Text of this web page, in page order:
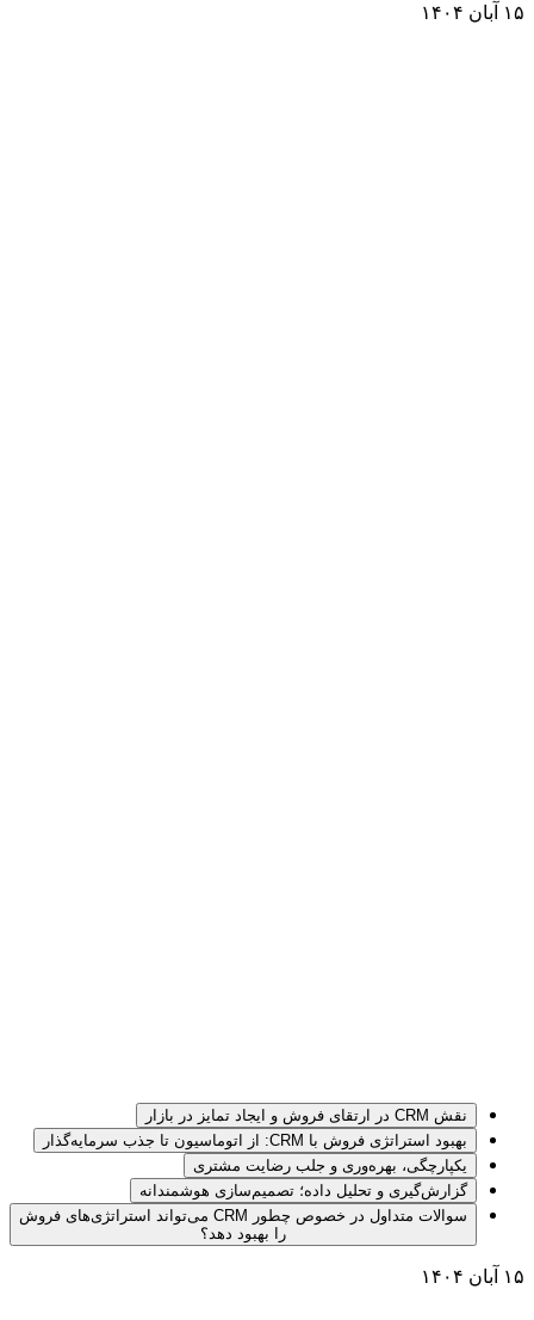
۱۵ آبان ۱۴۰۴
نقش CRM در ارتقای فروش و ایجاد تمایز در بازار
بهبود استراتژی فروش با CRM: از اتوماسیون تا جذب سرمایه‌گذار
یکپارچگی، بهره‌وری و جلب رضایت مشتری
گزارش‌گیری و تحلیل داده؛ تصمیم‌سازی هوشمندانه
سوالات متداول در خصوص چطور CRM می‌تواند استراتژی‌های فروش
را بهبود دهد؟
۱۵ آبان ۱۴۰۴